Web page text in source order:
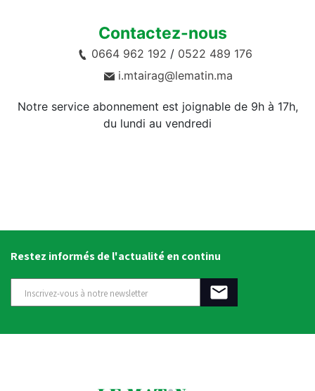
Contactez-nous
0664 962 192 / 0522 489 176
i.mtairag@lematin.ma
Notre service abonnement est joignable de 9h à 17h,
du lundi au vendredi
Restez informés de l'actualité en continu